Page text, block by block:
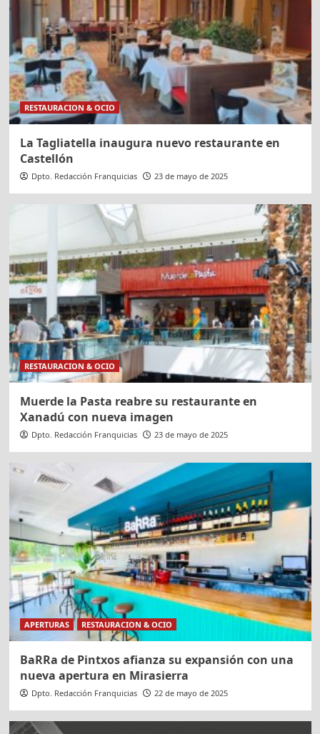
RESTAURACION & OCIO
La Tagliatella inaugura nuevo restaurante en
Castellón
Dpto. Redacción Franquicias 23 de mayo de 2025
RESTAURACION & OCIO
Muerde la Pasta reabre su restaurante en
Xanadú con nueva imagen
Dpto. Redacción Franquicias 23 de mayo de 2025
APERTURAS RESTAURACION & OCIO
BaRRa de Pintxos afianza su expansión con una
nueva apertura en Mirasierra
Dpto. Redacción Franquicias 22 de mayo de 2025